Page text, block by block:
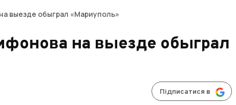
выезде обыграл «Мариуполь»
на выезде обыграл
Підписатися в